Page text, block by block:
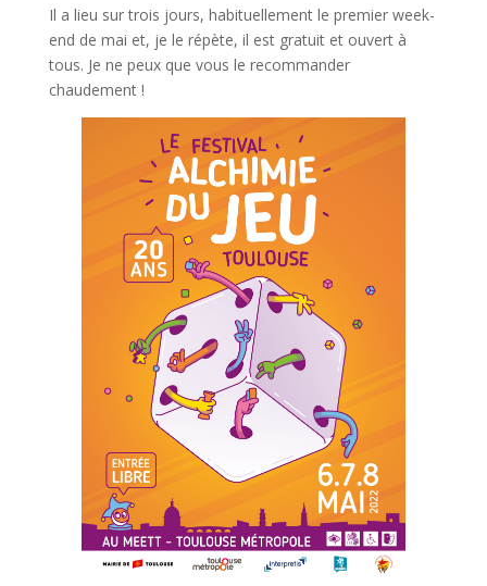
Il a lieu sur trois jours, habituellement le premier week-
end de mai et, je le répète, il est gratuit et ouvert à
tous. Je ne peux que vous le recommander
chaudement !